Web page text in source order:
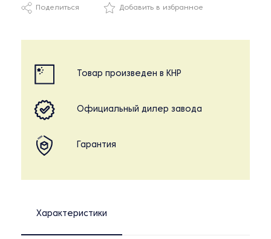
Поделиться Добавить в избранное
Товар произведен в КНР
Официальный дилер завода
Гарантия
Характеристики